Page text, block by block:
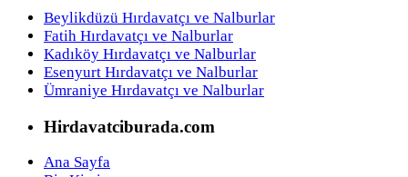
Beylikdüzü Hırdavatçı ve Nalburlar
Fatih Hırdavatçı ve Nalburlar
Kadıköy Hırdavatçı ve Nalburlar
Esenyurt Hırdavatçı ve Nalburlar
Ümraniye Hırdavatçı ve Nalburlar
Hirdavatciburada.com
Ana Sayfa